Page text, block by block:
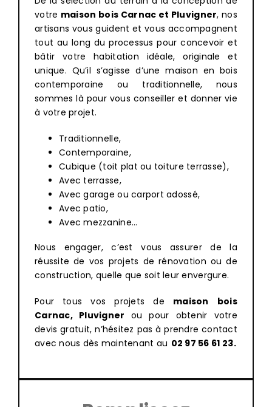
votre maison bois Carnac et Pluvigner, nos
artisans vous guident et vous accompagnent
tout au long du processus pour concevoir et
bâtir votre habitation idéale, originale et
unique. Qu’il s’agisse d’une maison en bois
contemporaine ou traditionnelle, nous
sommes là pour vous conseiller et donner vie
à votre projet.
Traditionnelle,
Contemporaine,
Cubique (toit plat ou toiture terrasse),
Avec terrasse,
Avec garage ou carport adossé,
Avec patio,
Avec mezzanine…
Nous engager, c’est vous assurer de la
réussite de vos projets de rénovation ou de
construction, quelle que soit leur envergure.
Pour tous vos projets de maison
bois
Carnac, Pluvigner ou pour obtenir votre
devis gratuit, n’hésitez pas à prendre contact
avec nous dès maintenant au 02 97 56 61 23.